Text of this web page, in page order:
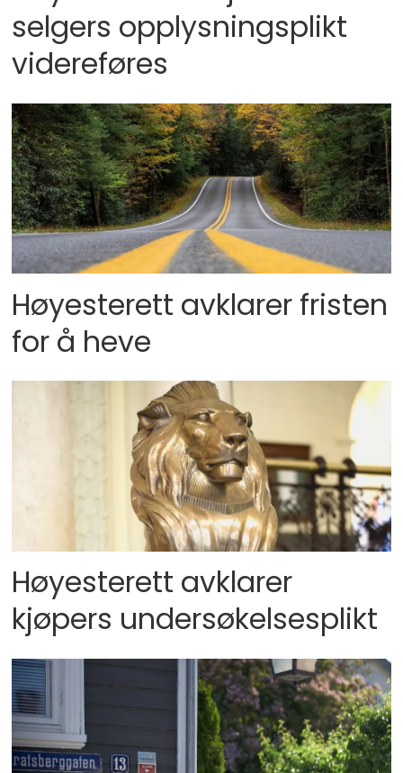
selgers opplysningsplikt
videreføres
Høyesterett avklarer fristen
for å heve
Høyesterett avklarer
kjøpers undersøkelsesplikt